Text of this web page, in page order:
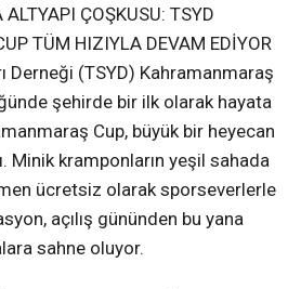
ÇOŞKUSU: TSYD
TÜM HIZIYLA DEVAM EDİYOR
Derneği (TSYD) Kahramanmaraş
şehirde bir ilk olarak hayata
Cup, büyük bir heyecan
Minik kramponların yeşil sahada
ücretsiz olarak sporseverlerle
açılış gününden bu yana
sahne oluyor.